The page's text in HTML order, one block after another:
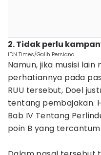
2. Tidak perlu
IDN Times/Galih Persiana
Namun, jika musisi
perhatiannya pada
RUU tersebut, Doel
tentang pembajakan.
Bab IV Tentang
poin B yang tercantum